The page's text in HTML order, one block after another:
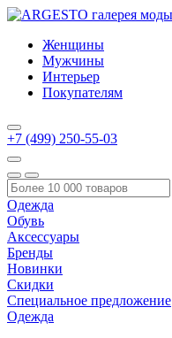
Женщины
Мужчины
Интерьер
Покупателям
+7 (499) 250-55-03
Одежда
Обувь
Аксессуары
Бренды
Новинки
Скидки
Специальное предложение
Одежда